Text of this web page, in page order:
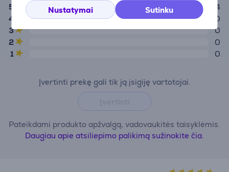
Nustatymai Sutinku
5
4
4
0
3
0
2
0
1
0
Įvertinti prekę gali tik ją įsigiję vartotojai.
Pateikdami produkto apžvalgą, vadovaukitės taisyklėmis.
Daugiau apie atsiliepimo palikimą sužinokite čia.